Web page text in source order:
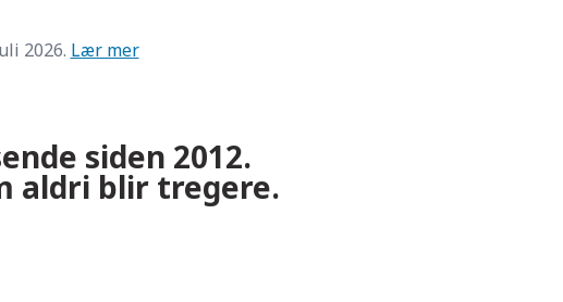
2026. Lær mer
siden 2012.
aldri blir tregere.